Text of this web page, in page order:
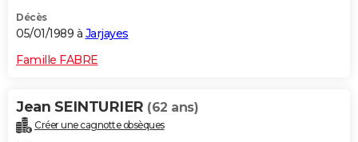
Décès
05/01/1989 à Jarjayes
Famille FABRE
Jean SEINTURIER (62 ans)
Créer une cagnotte obsèques